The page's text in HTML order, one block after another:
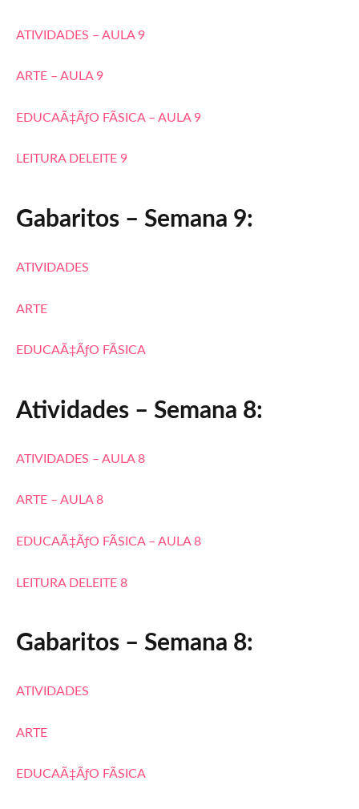
ATIVIDADES – AULA 9
ARTE – AULA 9
EDUCAÃ‡ÃƒO FÃSICA – AULA 9
LEITURA DELEITE 9
Gabaritos – Semana 9:
ATIVIDADES
ARTE
EDUCAÃ‡ÃƒO FÃSICA
Atividades – Semana 8:
ATIVIDADES – AULA 8
ARTE – AULA 8
EDUCAÃ‡ÃƒO FÃSICA – AULA 8
LEITURA DELEITE 8
Gabaritos – Semana 8:
ATIVIDADES
ARTE
EDUCAÃ‡ÃƒO FÃSICA